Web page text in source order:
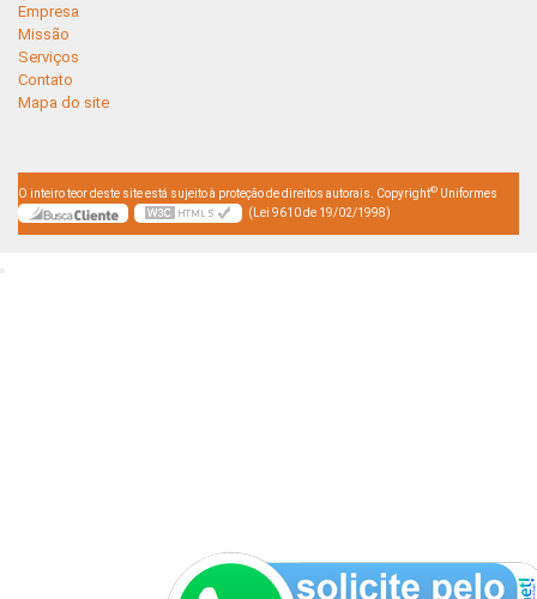
Empresa
Missão
Serviços
Contato
Mapa do site
O inteiro teor deste site está sujeito à proteção de direitos autorais. Copyright© Uniformes
(Lei 9610 de 19/02/1998)